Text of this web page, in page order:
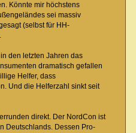
Könnte mir höchstens
sei massiv
(selbst für HH-
den letzten Jahren das
dramatisch gefallen
Helfer, dass
Und die Helferzahl sinkt seit
direkt. Der NordCon ist
Deutschlands. Dessen Pro-